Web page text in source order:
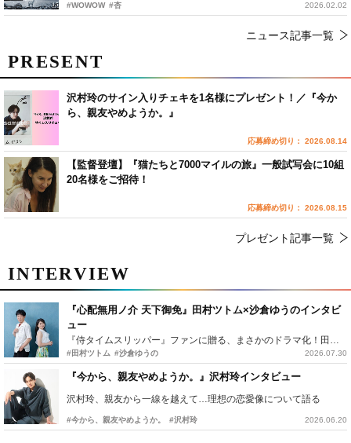
#WOWOW #杏 2026.02.02
ニュース記事一覧
INTERVIEW
『心配無用ノ介 天下御免』田村ツトム×沙倉ゆうのインタビ
ュー
#田村ツトム #沙倉ゆうの 2026.07.30
『今から、親友やめようか。』沢村玲インタビュー
沢村玲、親友から一線を越えて…理想の恋愛像について語る
#今から、親友やめようか。 #沢村玲 2026.06.20
PRESENT
沢村玲のサイン入りチェキを1名様にプレゼント！／『今か
ら、親友やめようか。』
応募締め切り： 2026.08.14
【監督登壇】『猫たちと7000マイルの旅』一般試写会に10組
20名様をご招待！
応募締め切り： 2026.08.15
プレゼント記事一覧